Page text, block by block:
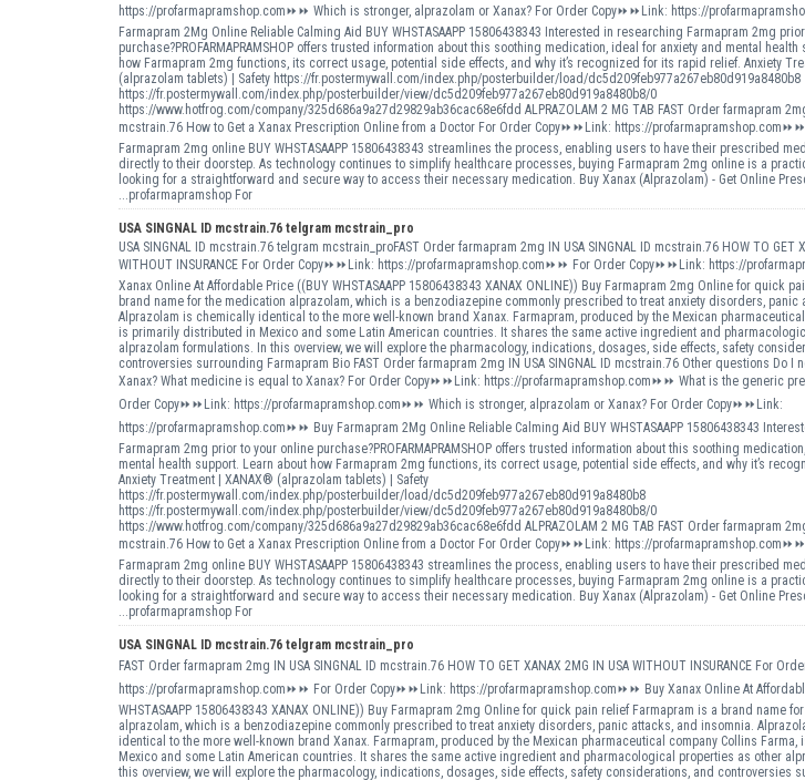
https://profarmapramshop.com⏩⏩ Which is stronger, alprazolam or Xanax? For Order Copy⏩⏩Link: https://
Farmapram 2Mg Online Reliable Calming Aid BUY WHSTASAAPP 15806438343 Interested in researching Farmapram 2mg
purchase?PROFARMAPRAMSHOP offers trusted information about this soothing medication, ideal for anxiety and mental health
how Farmapram 2mg functions, its correct usage, potential side effects, and why it’s recognized for its rapid relief. Anxiety
(alprazolam tablets) | Safety https://fr.postermywall.com/index.php/posterbuilder/load/dc5d209feb977a267eb80d919a8480b8
https://fr.postermywall.com/index.php/posterbuilder/view/dc5d209feb977a267eb80d919a8480b8/0
https://www.hotfrog.com/company/325d686a9a27d29829ab36cac68e6fdd ALPRAZOLAM 2 MG TAB FAST Order farmapram
mcstrain.76 How to Get a Xanax Prescription Online from a Doctor For Order Copy⏩⏩Link: https://
Farmapram 2mg online BUY WHSTASAAPP 15806438343 streamlines the process, enabling users to have their prescribed
directly to their doorstep. As technology continues to simplify healthcare processes, buying Farmapram 2mg online is a
looking for a straightforward and secure way to access their necessary medication. Buy Xanax (Alprazolam) - Get Online
...profarmapramshop For
USA SINGNAL ID mcstrain.76 telgram mcstrain_pro
USA SINGNAL ID mcstrain.76 telgram mcstrain_proFAST Order farmapram 2mg IN USA SINGNAL ID mcstrain.76 HOW TO GET
WITHOUT INSURANCE For Order Copy⏩⏩Link: https://profarmapramshop.com⏩⏩ For Order Copy⏩⏩Link: https://
Xanax Online At Affordable Price ((BUY WHSTASAAPP 15806438343 XANAX ONLINE)) Buy Farmapram 2mg Online for quick
brand name for the medication alprazolam, which is a benzodiazepine commonly prescribed to treat anxiety disorders, panic
Alprazolam is chemically identical to the more well-known brand Xanax. Farmapram, produced by the Mexican
is primarily distributed in Mexico and some Latin American countries. It shares the same active ingredient and
alprazolam formulations. In this overview, we will explore the pharmacology, indications, dosages, side effects, safety
controversies surrounding Farmapram Bio FAST Order farmapram 2mg IN USA SINGNAL ID mcstrain.76 Other questions Do I
Xanax? What medicine is equal to Xanax? For Order Copy⏩⏩Link: https://profarmapramshop.com⏩⏩ What is the generic
Order Copy⏩⏩Link: https://profarmapramshop.com⏩⏩ Which is stronger, alprazolam or Xanax? For Order Copy⏩⏩Link:
https://profarmapramshop.com⏩⏩ Buy Farmapram 2Mg Online Reliable Calming Aid BUY WHSTASAAPP 15806438343
Farmapram 2mg prior to your online purchase?PROFARMAPRAMSHOP offers trusted information about this soothing
mental health support. Learn about how Farmapram 2mg functions, its correct usage, potential side effects, and why it’s
Anxiety Treatment | XANAX® (alprazolam tablets) | Safety
https://fr.postermywall.com/index.php/posterbuilder/load/dc5d209feb977a267eb80d919a8480b8
https://fr.postermywall.com/index.php/posterbuilder/view/dc5d209feb977a267eb80d919a8480b8/0
https://www.hotfrog.com/company/325d686a9a27d29829ab36cac68e6fdd ALPRAZOLAM 2 MG TAB FAST Order farmapram
mcstrain.76 How to Get a Xanax Prescription Online from a Doctor For Order Copy⏩⏩Link: https://
Farmapram 2mg online BUY WHSTASAAPP 15806438343 streamlines the process, enabling users to have their prescribed
directly to their doorstep. As technology continues to simplify healthcare processes, buying Farmapram 2mg online is a
looking for a straightforward and secure way to access their necessary medication. Buy Xanax (Alprazolam) - Get Online
...profarmapramshop For
USA SINGNAL ID mcstrain.76 telgram mcstrain_pro
FAST Order farmapram 2mg IN USA SINGNAL ID mcstrain.76 HOW TO GET XANAX 2MG IN USA WITHOUT INSURANCE For
https://profarmapramshop.com⏩⏩ For Order Copy⏩⏩Link: https://profarmapramshop.com⏩⏩ Buy Xanax Online At
WHSTASAAPP 15806438343 XANAX ONLINE)) Buy Farmapram 2mg Online for quick pain relief Farmapram is a brand name
alprazolam, which is a benzodiazepine commonly prescribed to treat anxiety disorders, panic attacks, and insomnia.
identical to the more well-known brand Xanax. Farmapram, produced by the Mexican pharmaceutical company Collins
Mexico and some Latin American countries. It shares the same active ingredient and pharmacological properties as other
this overview, we will explore the pharmacology, indications, dosages, side effects, safety considerations, and controversies